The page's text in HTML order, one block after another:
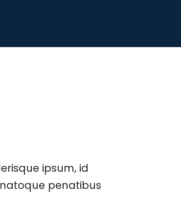
ipsum, id
penatibus